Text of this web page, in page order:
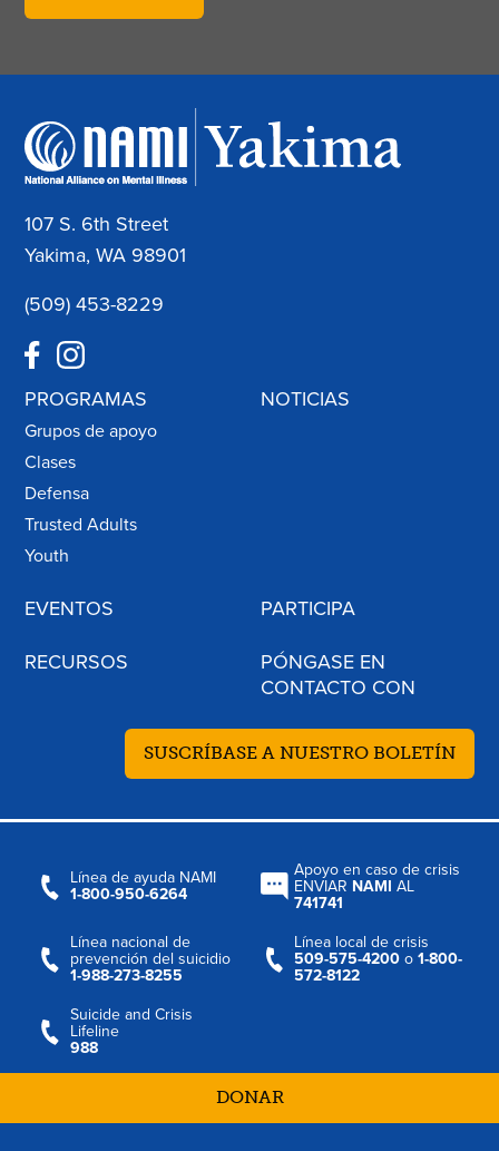
107 S. 6th Street
Yakima, WA 98901
(509) 453-8229
PROGRAMAS
Grupos de apoyo
Clases
Defensa
Trusted Adults
Youth
NOTICIAS
EVENTOS PARTICIPA
RECURSOS
PÓNGASE EN
CONTACTO CON
SUSCRÍBASE A NUESTRO BOLETÍN
Línea de ayuda NAMI
1-800-950-6264
Apoyo en caso de crisis
ENVIAR NAMI AL
741741
Línea nacional de
prevención del suicidio
1-988-273-8255
Línea local de crisis
509-575-4200 o1-800-
572-8122
Suicide and Crisis
Lifeline
988
DONAR